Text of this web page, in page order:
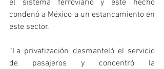
el sistema ferroviario y este hecho
condenó a México a un estancamiento en
este sector.
“La privatización desmanteló el servicio
de pasajeros y concentró la